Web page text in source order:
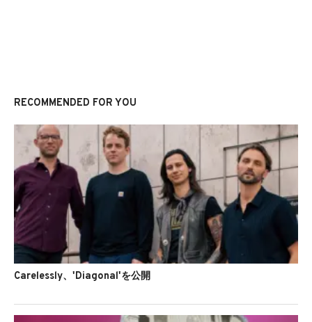
RECOMMENDED FOR YOU
Carelessly、'Diagonal'を公開